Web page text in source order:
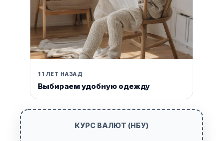
11 ЛЕТ НАЗАД
Выбираем удобную одежду
КУРС ВАЛЮТ (НБУ)